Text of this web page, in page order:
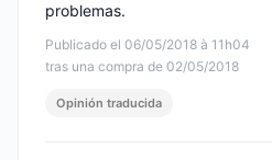
Publicado el 06/05/2018 à 11h04
tras una compra de 02/05/2018
problemas.
Opinión traducida